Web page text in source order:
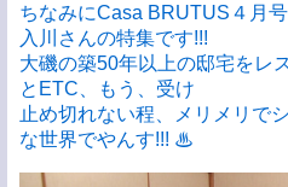
ちなみにCasa BRUTUS４月
入川さんの特集です!!!
大磯の築50年以上の邸宅をレ
とETC、もう、受け
止め切れない程、メリメリで
な世界でやんす!!! ♨